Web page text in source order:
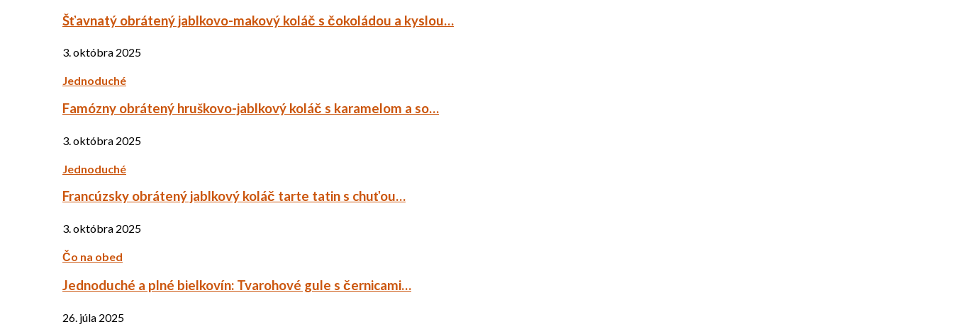
Šťavnatý obrátený jablkovo-makový koláč s čokoládou a kyslou…
3. októbra 2025
Jednoduché
Famózny obrátený hruškovo-jablkový koláč s karamelom a so…
3. októbra 2025
Jednoduché
Francúzsky obrátený jablkový koláč tarte tatin s chuťou…
3. októbra 2025
Čo na obed
Jednoduché a plné bielkovín: Tvarohové gule s černicami…
26. júla 2025